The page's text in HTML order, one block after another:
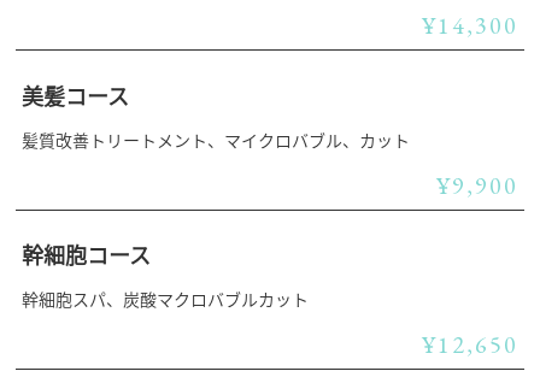
¥14,300
美髪コース
髪質改善トリートメント、マイクロバブル、カット
¥9,900
幹細胞コース
幹細胞スパ、炭酸マクロバブルカット
¥12,650